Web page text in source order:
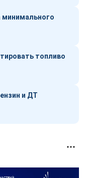
минимального
топливо
и ДТ